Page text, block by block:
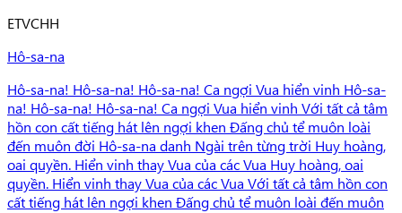
ETVCHH
Hô-sa-na
Hô-sa-na! Hô-sa-na! Hô-sa-na! Ca ngợi Vua hiển vinh Hô-sa-
na! Hô-sa-na! Hô-sa-na! Ca ngợi Vua hiển vinh Với tất cả tâm
hồn con cất tiếng hát lên ngợi khen Đấng chủ tể muôn loài
đến muôn đời Hô-sa-na danh Ngài trên từng trời Huy hoàng,
oai quyền. Hiển vinh thay Vua của các Vua Huy hoàng, oai
quyền. Hiển vinh thay Vua của các Vua Với tất cả tâm hồn con
cất tiếng hát lên ngợi khen Đấng chủ tể muôn loài đến muôn